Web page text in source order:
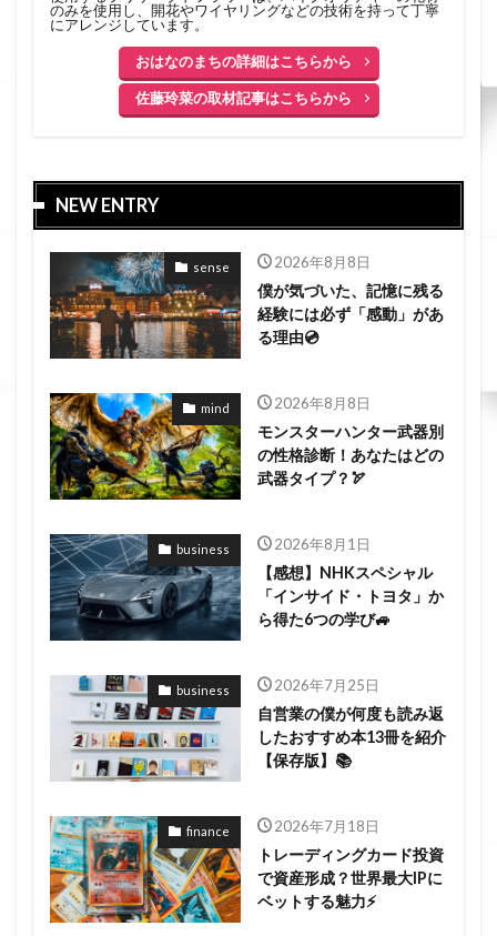
のみを使用し、開花やワイヤリングなどの技術を持って丁寧
にアレンジしています。
おはなのまちの詳細はこちらから
佐藤玲菜の取材記事はこちらから
NEW ENTRY
sense 2026年8月8日
僕が気づいた、記憶に残る
経験には必ず「感動」があ
る理由💿
mind 2026年8月8日
モンスターハンター武器別
の性格診断！あなたはどの
武器タイプ？🏹
business 2026年8月1日
【感想】NHKスペシャル
「インサイド・トヨタ」か
ら得た6つの学び🚙
business 2026年7月25日
自営業の僕が何度も読み返
したおすすめ本13冊を紹介
【保存版】📚
finance 2026年7月18日
トレーディングカード投資
で資産形成？世界最大IPに
ベットする魅力⚡